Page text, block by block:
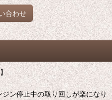
合わせ
ン停止中の取り回しが楽になり